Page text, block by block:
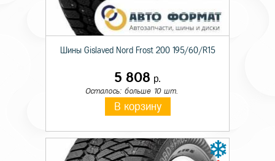
Шины Gislaved Nord Frost 200 195/60/R15
5 808 р.
Осталось: больше 10 шт.
В корзину